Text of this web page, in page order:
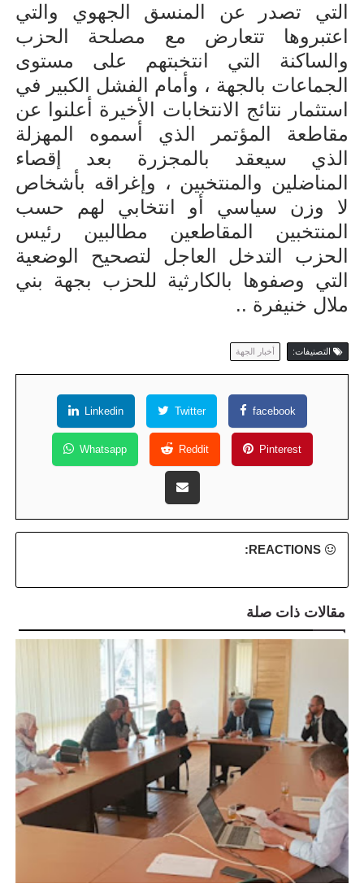
التي تصدر
عن المنسق الجهوي والتي
اعتبروها تتعارض مع مصلحة الحزب
والساكنة التي انتخبتهم على مستوى
الجماعات بالجهة ، وأمام الفشل الكبير في
استثمار نتائج الانتخابات الأخيرة أعلنوا عن
مقاطعة
المؤتمر الذي أسموه المهزلة
الذي سيعقد بالمجزرة بعد إقصاء
المناضلين والمنتخبين ، وإغراقه بأشخاص
لا وزن
سياسي أو انتخابي لهم حسب
المنتخبين المقاطعين مطالبين رئيس
الحزب التدخل العاجل لتصحيح الوضعية
التي وصفوها بالكارثية للحزب بجهة بني
ملال خنيفرة ..
التصنيفات: أخبار الجهة
facebook
Twitter
Linkedin
Pinterest
Reddit
Whatsapp
REACTIONS:
مقالات ذات صلة